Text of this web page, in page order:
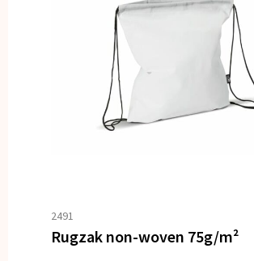
2491
Rugzak non-woven 75g/m²